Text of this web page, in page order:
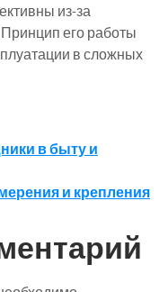
из-за
его работы
в сложных
в быту и
и крепления